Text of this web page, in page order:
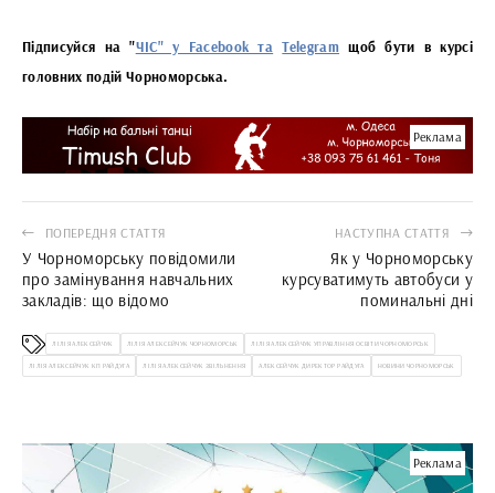
Підписуйся на "ЧІС" у Facebook та Telegram щоб бути в курсі
головних подій Чорноморська.
Реклама
ПОПЕРЕДНЯ СТАТТЯ
У Чорноморську повідомили
про замінування навчальних
закладів: що відомо
НАСТУПНА СТАТТЯ
Як у Чорноморську
курсуватимуть автобуси у
поминальні дні
ЛІЛІЯ АЛЕКСЕЙЧУК ЛІЛІЯ АЛЕКСЕЙЧУК ЧОРНОМОРСЬК ЛІЛІЯ АЛЕКСЕЙЧУК УПРАВЛІННЯ ОСВІТИ ЧОРНОМОРСЬК
ЛІЛІЯ АЛЕКСЕЙЧУК КП РАЙДУГА ЛІЛІЯ АЛЕКСЕЙЧУК ЗВІЛЬНЕННЯ АЛЕКСЕЙЧУК ДИРЕКТОР РАЙДУГА НОВИНИ ЧОРНОМОРСЬК
Реклама